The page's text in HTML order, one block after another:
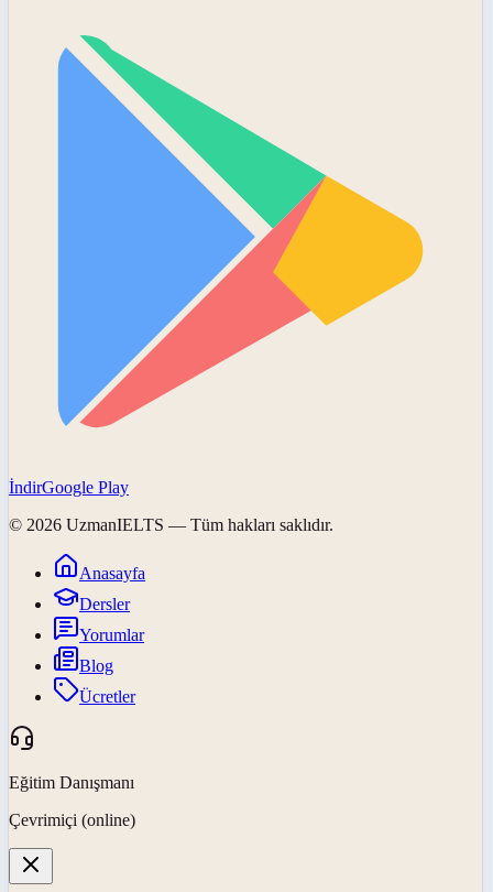
İndirGoogle Play
© 2026 UzmanIELTS — Tüm hakları saklıdır.
Anasayfa
Dersler
Yorumlar
Blog
Ücretler
Eğitim Danışmanı
Çevrimiçi (online)